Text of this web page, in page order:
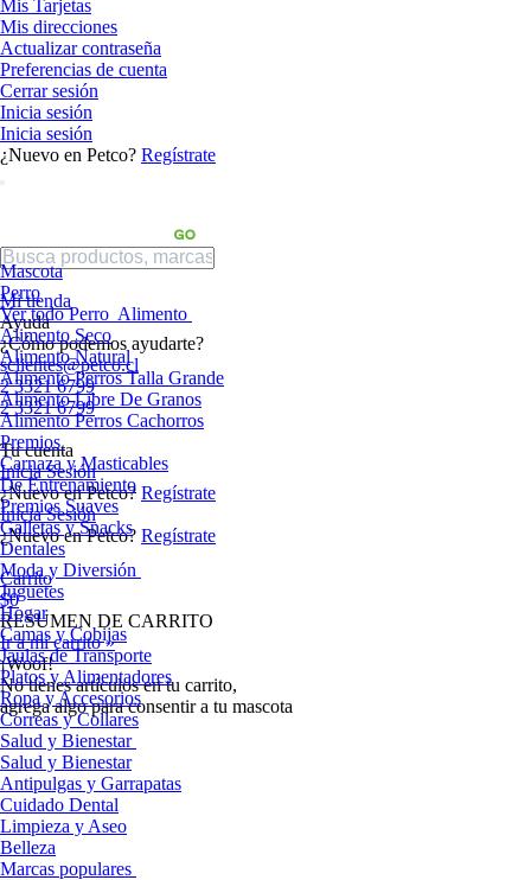
Mis Tarjetas
Mis direcciones
Actualizar contraseña
Preferencias de cuenta
Cerrar sesión
Inicia sesión
Inicia sesión
¿Nuevo en Petco? Regístrate
Mi tienda
Ayuda
¿Cómo podemos ayudarte?
sclientes@petco.cl
2 3321 6799
2 3321 6799
Tu cuenta
Inicia Sesión
¿Nuevo en Petco? Regístrate
Inicia Sesión
¿Nuevo en Petco? Regístrate
Carrito
$0
RESUMEN DE CARRITO
Ir a mi carrito »
¡Woof!
No tíenes artículos en tu carrito,
agrega algo para consentir a tu mascota
Mascota
Perro
Ver todo Perro Alimento
Alimento Seco
Alimento Natural
Alimento Perros Talla Grande
Alimento Libre De Granos
Alimento Perros Cachorros
Premios
Carnaza y Masticables
De Entrenamiento
Premios Suaves
Galletas y Snacks
Dentales
Moda y Diversión
Juguetes
Hogar
Camas y Cobijas
Jaulas de Transporte
Platos y Alimentadores
Ropa y Accesorios
Correas y Collares
Salud y Bienestar
Salud y Bienestar
Antipulgas y Garrapatas
Cuidado Dental
Limpieza y Aseo
Belleza
Marcas populares